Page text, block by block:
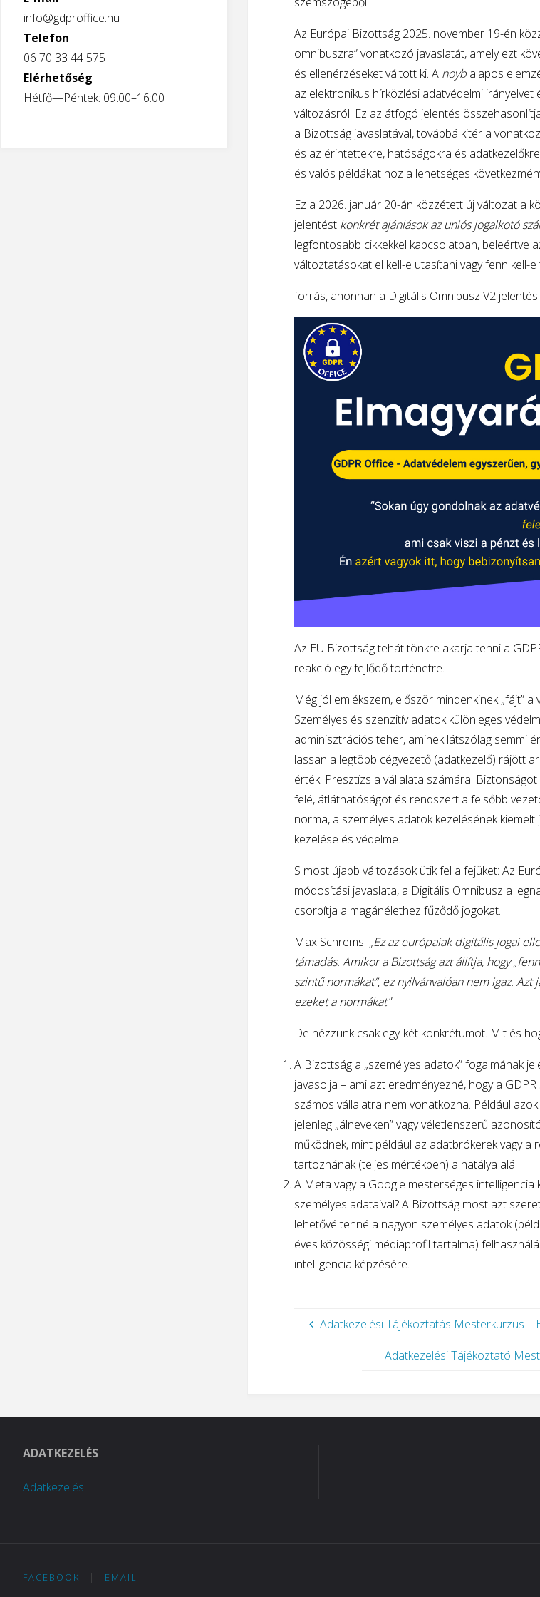
Az Európai Bizottság 2025. november 19-én
omnibuszra” vonatkozó javaslatát, amely ezt
és ellenérzéseket váltott ki. A noyb alapos
az elektronikus hírközlési adatvédelmi irányelvet
változásról. Ez az átfogó jelentés
a Bizottság javaslatával, továbbá kitér a
és az érintettekre, hatóságokra és
és valós példákat hoz a lehetséges
Ez a 2026. január 20-án közzétett új változat a
jelentéstkonkrét ajánlások az uniós jogalkotó
legfontosabb cikkekkel kapcsolatban, beleértve
változtatásokat el kell-e utasítani vagy fenn kell-e
forrás, ahonnan a Digitális Omnibusz V2
Az EU Bizottság tehát tönkre akarja tenni a
reakció egy fejlődő történetre.
Még jól emlékszem, először mindenkinek „fájt” a
Személyes és szenzitív adatok különleges
adminisztrációs teher, aminek látszólag semmi
lassan a legtöbb cégvezető (adatkezelő) rájött
érték. Presztízs a vállalata számára.
felé, átláthatóságot és rendszert a felsőbb
norma, a személyes adatok kezelésének
kezelése és védelme.
S most újabb változások ütik fel a fejüket: Az
módosítási javaslata, a Digitális Omnibusz a
csorbítja a magánélethez fűződő jogokat.
Max Schrems: „Ez az európaiak digitális jogai
támadás. Amikor a Bizottság azt állítja, hogy
szintű normákat”, ez nyilvánvalóan nem igaz. Azt
ezeket a normákat.”
De nézzünk csak egy-két konkrétumot. Mit és
A Bizottság a „személyes adatok” fogalmának
javasolja – ami azt eredményezné, hogy a
számos vállalatra nem vonatkozna. Például
jelenleg „álneveken” vagy véletlenszerű
működnek, mint például az adatbrókerek vagy a
tartoznának (teljes mértékben) a hatálya alá.
A Meta vagy a Google mesterséges intelligencia
személyes adataival?A Bizottság most azt
lehetővé tenné a nagyon személyes adatok
éves közösségi médiaprofil tartalma)
intelligencia képzésére.
Adatkezelési Tájékoztatás Mesterkurzus –
Adatkezelési Tájékoztató
info@gdproffice.hu
Telefon
06 70 33 44 575
Elérhetőség
Hétfő—Péntek: 09:00–16:00
ADATKEZELÉS
Adatkezelés
FACEBOOK | EMAIL